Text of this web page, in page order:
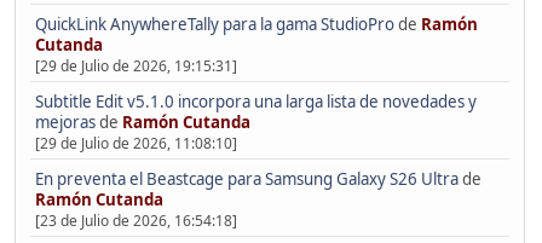
QuickLink AnywhereTally para la gama StudioProde Ramón
Cutanda
[29 de Julio de 2026, 19:15:31]
Subtitle Edit v5.1.0 incorpora una larga lista de novedades y
mejorasde Ramón Cutanda
[29 de Julio de 2026, 11:08:10]
En preventa el Beastcage para Samsung Galaxy S26 Ultrade
Ramón Cutanda
[23 de Julio de 2026, 16:54:18]